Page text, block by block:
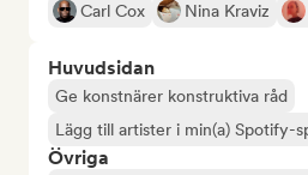
Carl Cox
Nina Kraviz
Huvudsidan
Ge konstnärer konstruktiva råd
Lägg till artister i min(a) Spotify-
Övriga